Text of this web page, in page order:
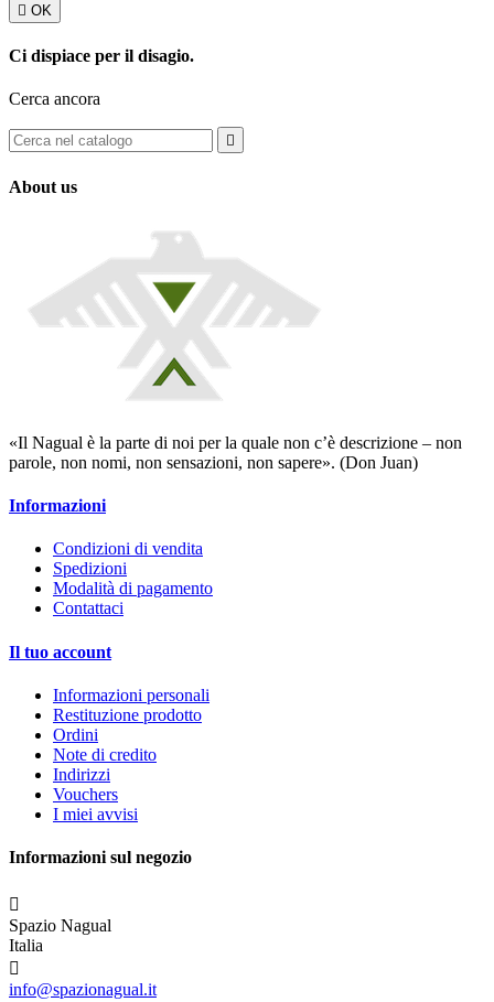
 OK
Ci dispiace per il disagio.
Cerca ancora

About us
«Il Nagual è la parte di noi per la quale non c’è descrizione – non
parole, non nomi, non sensazioni, non sapere». (Don Juan)
Informazioni
Condizioni di vendita
Spedizioni
Modalità di pagamento
Contattaci
Il tuo account
Informazioni personali
Restituzione prodotto
Ordini
Note di credito
Indirizzi
Vouchers
I miei avvisi
Informazioni sul negozio

Spazio Nagual
Italia

info@spazionagual.it